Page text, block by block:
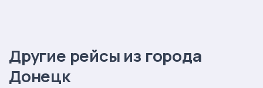
Другие рейсы из города
Донецк